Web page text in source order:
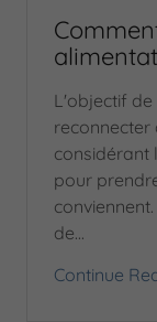
L'objectif de
reconnecter
considérant
pour
de...
Continue